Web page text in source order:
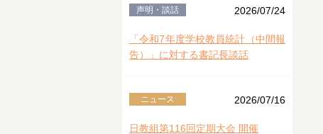
声明・談話 2026/07/24
「令和7年度学校教員統計（中間報
告）」に対する書記長談話
ニュース 2026/07/16
日教組第116回定期大会 開催